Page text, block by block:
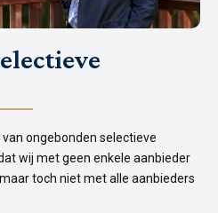
ongebonden selectieve
wij met geen enkele aanbieder
toch niet met alle aanbieders